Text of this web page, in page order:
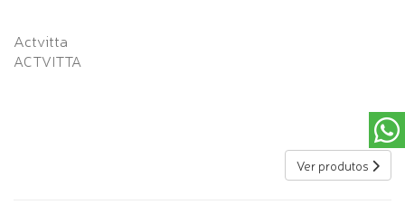
Actvitta
ACTVITTA
Ver produtos